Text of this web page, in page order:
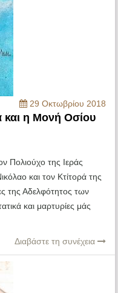
29 Οκτωβρίου 2018
και η Μονή Οσίου
Πολιούχο της Ιεράς
και τον Κτίτορά της
της Αδελφότητος των
και μαρτυρίες μάς
Διαβάστε τη συνέχεια